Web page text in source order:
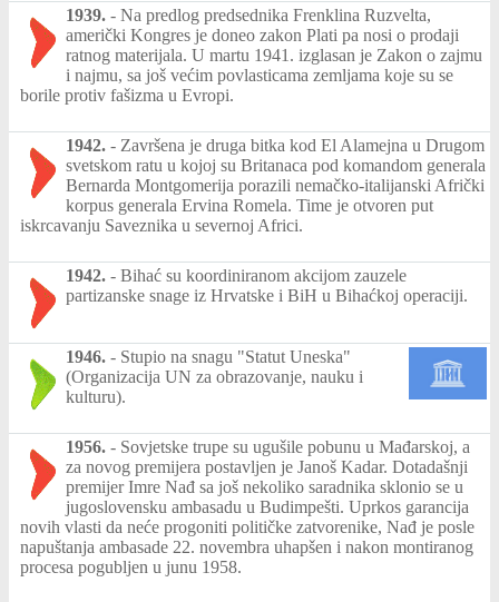
1939. - Na predlog predsednika Frenklina Ruzvelta,
američki Kongres je doneo zakon Plati pa nosi o prodaji
ratnog materijala. U martu 1941. izglasan je Zakon o zajmu
i najmu, sa još većim povlasticama zemljama koje su se
borile protiv fašizma u Evropi.
1942. - Završena je druga bitka kod El Alamejna u Drugom
svetskom ratu u kojoj su Britanaca pod komandom generala
Bernarda Montgomerija porazili nemačko-italijanski Afrički
korpus generala Ervina Romela. Time je otvoren put
iskrcavanju Saveznika u severnoj Africi.
1942. - Bihać su koordiniranom akcijom zauzele
partizanske snage iz Hrvatske i BiH u Bihaćkoj operaciji.
1946. - Stupio na snagu "Statut Uneska"
(Organizacija UN za obrazovanje, nauku i
kulturu).
1956. - Sovjetske trupe su ugušile pobunu u Mađarskoj, a
za novog premijera postavljen je Janoš Kadar. Dotadašnji
premijer Imre Nađ sa još nekoliko saradnika sklonio se u
jugoslovensku ambasadu u Budimpešti. Uprkos garancija
novih vlasti da neće progoniti političke zatvorenike, Nađ je posle
napuštanja ambasade 22. novembra uhapšen i nakon montiranog
procesa pogubljen u junu 1958.